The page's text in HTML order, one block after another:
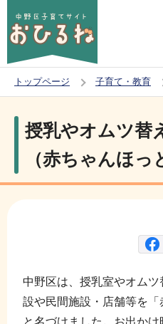
の
ー
す
トップページ 子育て・教育
か
授乳やオムツ替
（赤ちゃんほっ
中野区は、授乳室やオム
設や民間施設・店舗等を「